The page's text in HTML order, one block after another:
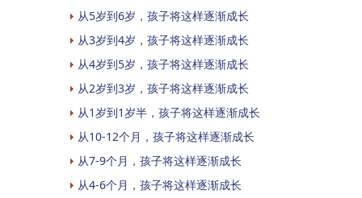
从5岁到6岁，孩子将这样逐渐成长
从3岁到4岁，孩子将这样逐渐成长
从4岁到5岁，孩子将这样逐渐成长
从2岁到3岁，孩子将这样逐渐成长
从1岁到1岁半，孩子将这样逐渐成长
从10-12个月，孩子将这样逐渐成长
从7-9个月，孩子将这样逐渐成长
从4-6个月，孩子将这样逐渐成长